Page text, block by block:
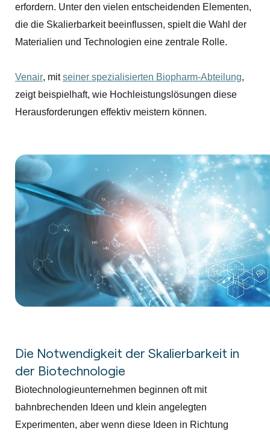
erfordern. Unter den vielen entscheidenden Elementen,
die die Skalierbarkeit beeinflussen, spielt die Wahl der
Materialien und Technologien eine zentrale Rolle.
Venair, mitseiner spezialisierten Biopharm-Abteilung,
zeigt beispielhaft, wie Hochleistungslösungen diese
Herausforderungen effektiv meistern können.
Die Notwendigkeit der Skalierbarkeit in
der Biotechnologie
Biotechnologieunternehmen beginnen oft mit
bahnbrechenden Ideen und klein angelegten
Experimenten, aber wenn diese Ideen in Richtung